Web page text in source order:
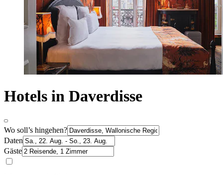
Hotels in Daverdisse
Wo soll’s hingehen?
Daten
Gäste